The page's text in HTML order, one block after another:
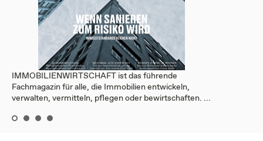
IMMOBILIENWIRTSCHAFT ist das führende
Fachmagazin für alle, die Immobilien entwickeln,
verwalten, vermitteln, pflegen oder bewirtschaften. ...